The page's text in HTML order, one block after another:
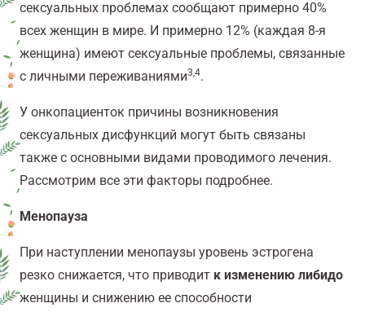
сексуальных проблемах сообщают примерно 40%
всех женщин в мире. И примерно 12% (каждая 8-я
женщина) имеют сексуальные проблемы, связанные
с личными переживаниями3,4.
У онкопациенток причины возникновения
сексуальных дисфункций могут быть связаны
также с основными видами проводимого лечения.
Рассмотрим все эти факторы подробнее.
Менопауза
При наступлении менопаузы уровень эстрогена
резко снижается, что приводит к изменению либидо
женщины и снижению ее способности